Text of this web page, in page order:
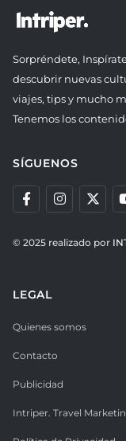
Sorpréndete,
descubrir nuevas
viajes, tips y mucho
Tenemos los
SÍGUENOS
© 2025 realizado por
LEGAL
Quienes somos
Contacto
Publicidad
Intriper. Travel